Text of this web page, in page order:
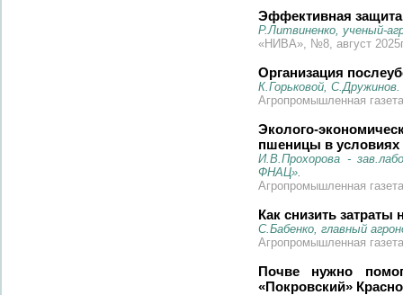
Эффективная
Р.Литвиненко, ученый-
«НИВА», №8, август
Организация
К.Горьковой, С.Дружинов.
Агропромышленная
Эколого-
пшеницы в
И.В.Прохорова -
ФНАЦ».
Агропромышленная
Как снизить
С.Бабенко, главный
Агропромышленная
Почве нужно
«Покровский»